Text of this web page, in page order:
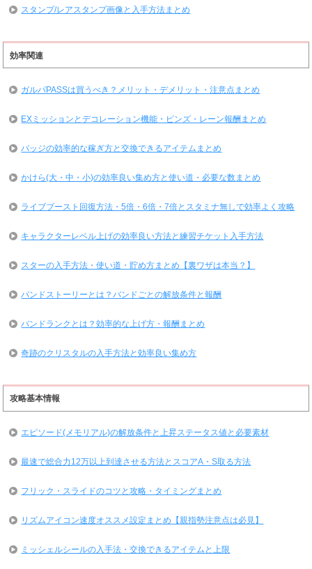
スタンプ/レアスタンプ画像と入手方法まとめ
効率関連
ガルパPASSは買うべき？メリット・デメリット・注意点まとめ
EXミッションとデコレーション機能・ピンズ・レーン報酬まとめ
バッジの効率的な稼ぎ方と交換できるアイテムまとめ
かけら(大・中・小)の効率良い集め方と使い道・必要な数まとめ
ライブブースト回復方法・5倍・6倍・7倍とスタミナ無しで効率よく攻略
キャラクターレベル上げの効率良い方法と練習チケット入手方法
スターの入手方法・使い道・貯め方まとめ【裏ワザは本当？】
バンドストーリーとは？バンドごとの解放条件と報酬
バンドランクとは？効率的な上げ方・報酬まとめ
奇跡のクリスタルの入手方法と効率良い集め方
攻略基本情報
エピソード(メモリアル)の解放条件と上昇ステータス値と必要素材
最速で総合力12万以上到達させる方法とスコアA・S取る方法
フリック・スライドのコツと攻略・タイミングまとめ
リズムアイコン速度オススメ設定まとめ【親指勢注意点は必見】
ミッシェルシールの入手法・交換できるアイテムと上限